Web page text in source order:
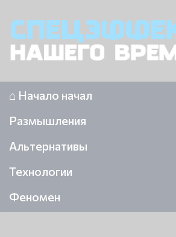
⌂ Начало начал
Размышления
Альтернативы
Технологии
Феномен